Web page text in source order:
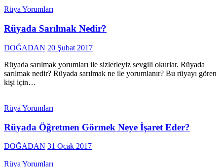
Rüya Yorumları
Rüyada Sarılmak Nedir?
DOĞADAN 20 Şubat 2017
Rüyada sarılmak yorumları ile sizlerleyiz sevgili okurlar. Rüyada
sarılmak nedir? Rüyada sarılmak ne ile yorumlanır? Bu rüyayı gören
kişi için…
Rüya Yorumları
Rüyada Öğretmen Görmek Neye İşaret Eder?
DOĞADAN 31 Ocak 2017
Rüya Yorumları